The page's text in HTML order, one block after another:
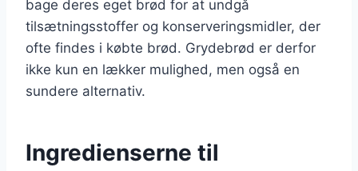
bage deres eget brød for at undgå
tilsætningsstoffer og konserveringsmidler, der
ofte findes i købte brød. Grydebrød er derfor
ikke kun en lækker mulighed, men også en
sundere alternativ.
Ingredienserne til